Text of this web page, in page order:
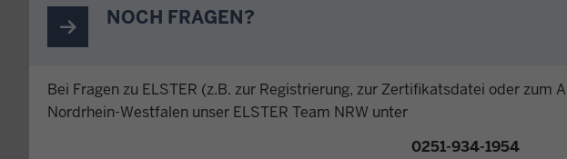
NOCH FRAGEN?
Bei Fragen zu ELSTER (z.B. zur Registrierung, zur Zertifikatsdatei oder zum
Nordrhein-Westfalen unser ELSTER Team NRW unter
0251-934-1954